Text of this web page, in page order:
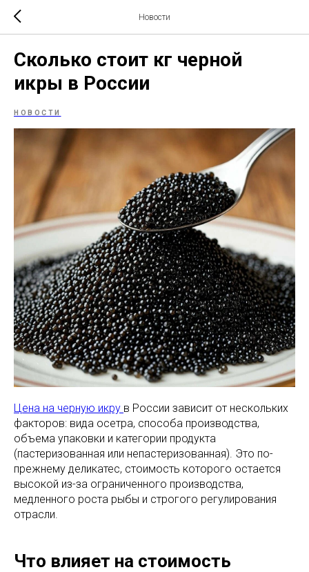
Новости
Сколько стоит кг черной
икры в России
НОВОСТИ
Цена на черную икру в России зависит от нескольких
факторов: вида осетра, способа производства,
объема упаковки и категории продукта
(пастеризованная или непастеризованная). Это по-
прежнему деликатес, стоимость которого остается
высокой из-за ограниченного производства,
медленного роста рыбы и строгого регулирования
отрасли.
Что влияет на стоимость